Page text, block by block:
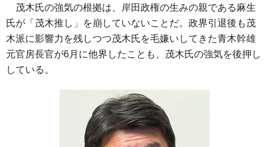
茂木氏の強気の根拠は、岸田政権の生みの親である麻生
氏が「茂木推し」を崩していないことだ。政界引退後も茂
木派に影響力を残しつつ茂木氏を毛嫌いしてきた青木幹雄
元官房長官が6月に他界したことも、茂木氏の強気を後押し
している。